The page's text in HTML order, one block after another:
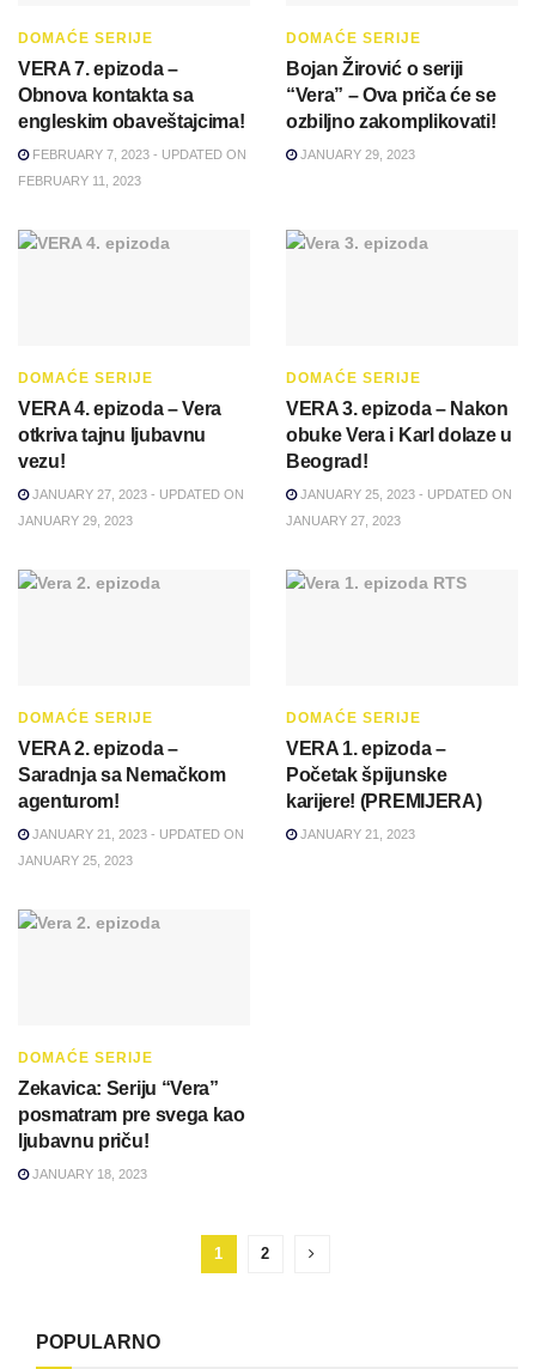
DOMAĆE SERIJE
VERA 7. epizoda –
Obnova kontakta sa
engleskim obaveštajcima!
FEBRUARY 7, 2023 - UPDATED ON
FEBRUARY 11, 2023
DOMAĆE SERIJE
Bojan Žirović o seriji
“Vera” – Ova priča će se
ozbiljno zakomplikovati!
JANUARY 29, 2023
DOMAĆE SERIJE
VERA 4. epizoda – Vera
otkriva tajnu ljubavnu
vezu!
JANUARY 27, 2023 - UPDATED ON
JANUARY 29, 2023
DOMAĆE SERIJE
VERA 3. epizoda – Nakon
obuke Vera i Karl dolaze u
Beograd!
JANUARY 25, 2023 - UPDATED ON
JANUARY 27, 2023
DOMAĆE SERIJE
VERA 2. epizoda –
Saradnja sa Nemačkom
agenturom!
JANUARY 21, 2023 - UPDATED ON
JANUARY 25, 2023
DOMAĆE SERIJE
VERA 1. epizoda –
Početak špijunske
karijere! (PREMIJERA)
JANUARY 21, 2023
DOMAĆE SERIJE
Zekavica: Seriju “Vera”
posmatram pre svega kao
ljubavnu priču!
JANUARY 18, 2023
1 2
POPULARNO